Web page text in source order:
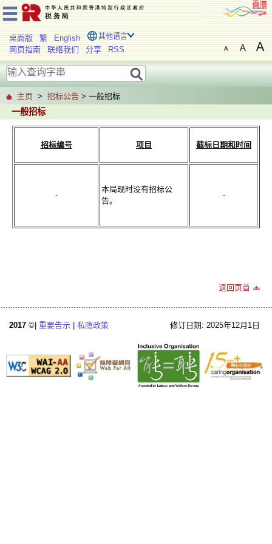
桌面版 繁 English 其他语言
网页指南 联络我们 分享 RSS
主页 > 招标公告 > 一般招标
一般招标
招标编号 项目 截标日期和时间
-
本局现时没有招标公
告。
-
返回页首
2017 ©| 重要告示 私隐政策 修订日期: 2025年12月1日